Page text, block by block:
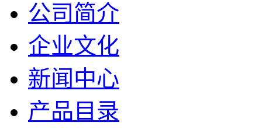
公司简介
企业文化
新闻中心
产品目录